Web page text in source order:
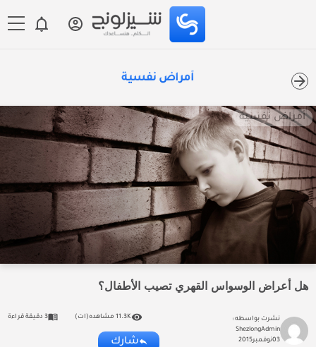
أمراض نفسية
أمراض نفسية
هل أعراض الوسواس القهري تصيب الأطفال؟
نشرت بواسطه :
ShezlongAdmin
03نوفمبر2015
11.3K مشاهده(ات) 3 دقيقة قراءة
شارك